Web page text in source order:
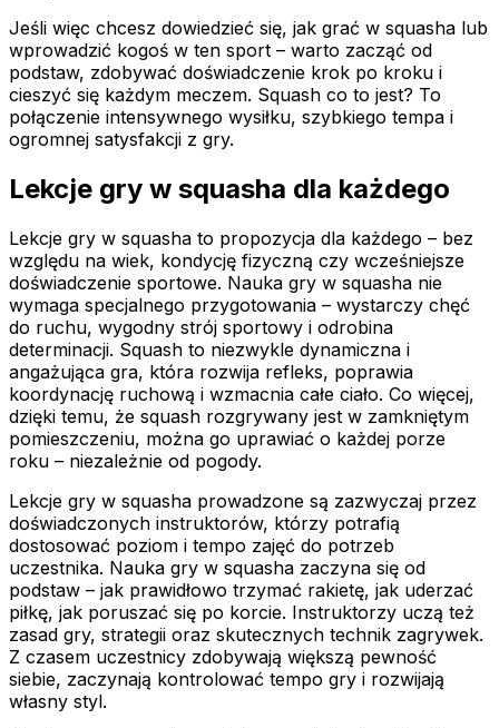
Jeśli więc chcesz dowiedzieć się, jak grać w squasha lub
wprowadzić kogoś w ten sport – warto zacząć od
podstaw, zdobywać doświadczenie krok po kroku i
cieszyć się każdym meczem. Squash co to jest? To
połączenie intensywnego wysiłku, szybkiego tempa i
ogromnej satysfakcji z gry.
Lekcje gry w squasha dla każdego
Lekcje gry w squasha to propozycja dla każdego – bez
względu na wiek, kondycję fizyczną czy wcześniejsze
doświadczenie sportowe. Nauka gry w squasha nie
wymaga specjalnego przygotowania – wystarczy chęć
do ruchu, wygodny strój sportowy i odrobina
determinacji. Squash to niezwykle dynamiczna i
angażująca gra, która rozwija refleks, poprawia
koordynację ruchową i wzmacnia całe ciało. Co więcej,
dzięki temu, że squash rozgrywany jest w zamkniętym
pomieszczeniu, można go uprawiać o każdej porze
roku – niezależnie od pogody.
Lekcje gry w squasha prowadzone są zazwyczaj przez
doświadczonych instruktorów, którzy potrafią
dostosować poziom i tempo zajęć do potrzeb
uczestnika. Nauka gry w squasha zaczyna się od
podstaw – jak prawidłowo trzymać rakietę, jak uderzać
piłkę, jak poruszać się po korcie. Instruktorzy uczą też
zasad gry, strategii oraz skutecznych technik zagrywek.
Z czasem uczestnicy zdobywają większą pewność
siebie, zaczynają kontrolować tempo gry i rozwijają
własny styl.